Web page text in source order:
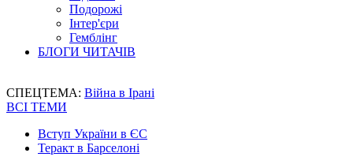
Подорожі
Інтер'єри
Гемблінг
БЛОГИ ЧИТАЧІВ
СПЕЦТЕМА: Війна в Ірані
ВСІ ТЕМИ
Вступ України в ЄС
Теракт в Барселоні